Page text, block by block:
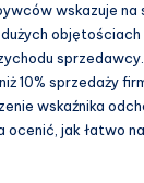
wskazuje na
10% sprzedaży
wskaźnika
ocenić, jak łatwo